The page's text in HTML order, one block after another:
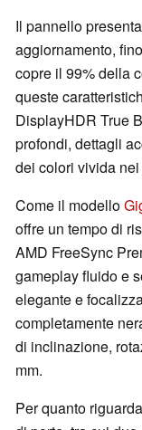
Il pannello
aggiornamento,
copre il 99% della
queste
DisplayHDR True
profondi, dettagli
dei colori vivida
Come il modello
offre un tempo di
AMD FreeSync
gameplay fluido e
elegante e
completamente
di inclinazione,
mm.
Per quanto